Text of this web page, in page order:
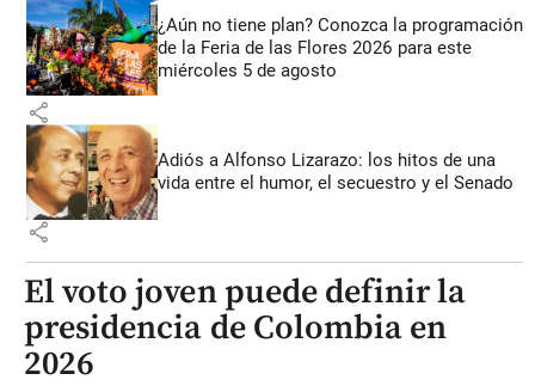
¿Aún no tiene plan? Conozca la programación
de la Feria de las Flores 2026 para este
miércoles 5 de agosto
share
Adiós a Alfonso Lizarazo: los hitos de una
vida entre el humor, el secuestro y el Senado
share
El voto joven puede definir la
presidencia de Colombia en
2026